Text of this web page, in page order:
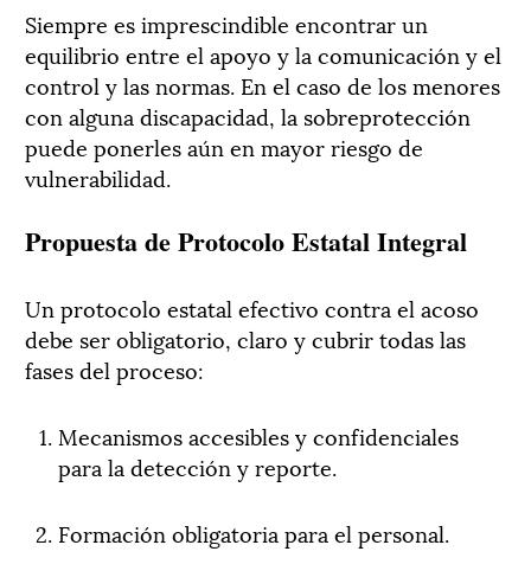
Siempre es imprescindible encontrar un
equilibrio entre el apoyo y la comunicación y el
control y las normas. En el caso de los menores
con alguna discapacidad, la sobreprotección
puede ponerles aún en mayor riesgo de
vulnerabilidad.
Propuesta de Protocolo Estatal Integral
Un protocolo estatal efectivo contra el acoso
debe ser obligatorio, claro y cubrir todas las
fases del proceso:
Mecanismos accesibles y confidenciales
para la detección y reporte.
Formación obligatoria para el personal.